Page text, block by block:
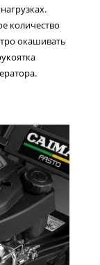
количество
окашивать